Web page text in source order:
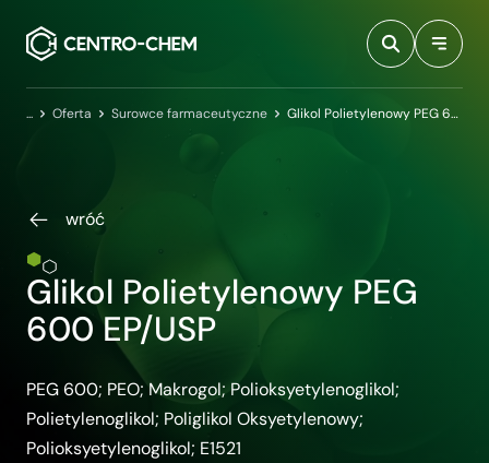
Centro-Chem
Oferta Surowce farmaceutyczne Glikol Polietylenowy PEG 600 EP/USP
wróć
Glikol Polietylenowy PEG
600 EP/USP
PEG 600; PEO; Makrogol; Polioksyetylenoglikol;
Polietylenoglikol; Poliglikol Oksyetylenowy;
Polioksyetylenoglikol; E1521